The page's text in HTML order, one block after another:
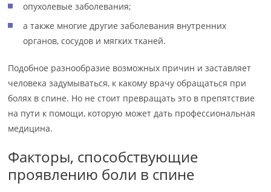
опухолевые заболевания;
а также многие другие заболевания внутренних
органов, сосудов и мягких тканей.
Подобное разнообразие возможных причин и заставляет
человека задумываться, к какому врачу обращаться при
болях в спине. Но не стоит превращать это в препятствие
на пути к помощи, которую может дать профессиональная
медицина.
Факторы, способствующие
проявлению боли в спине